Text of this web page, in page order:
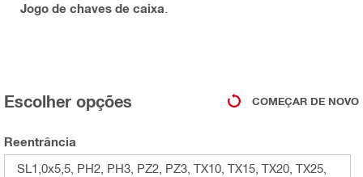
Jogo de chaves de caixa
Escolher opções COMEÇAR DE NOVO
Reentrância
SL1,0x5,5, PH2, PH3, PZ2, PZ3, TX10, TX15, TX20, TX25,